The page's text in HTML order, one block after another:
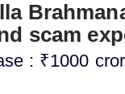
scam
: ₹1000